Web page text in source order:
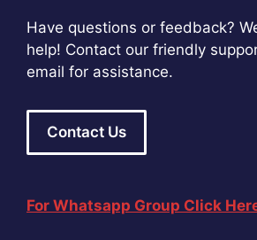
Have questions or feedback?
help! Contact our friendly
email for assistance.
Contact Us
For Whatsapp Group Click